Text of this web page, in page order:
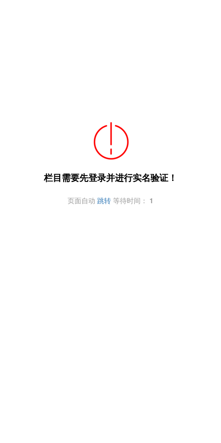
栏目需要先登录并进行实名验证！
页面自动 跳转 等待时间： 1